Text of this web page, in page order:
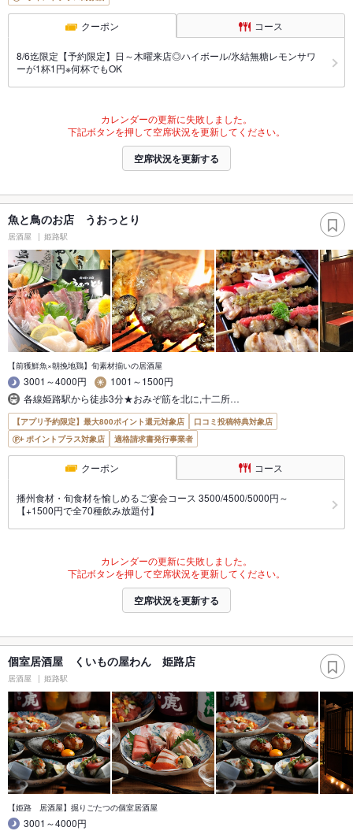
クーポン コース
8/6迄限定【予約限定】日～木曜来店◎ハイボール/氷結無糖レモンサワ
ーが1杯1円※何杯でもOK
カレンダーの更新に失敗しました。
下記ボタンを押して空席状況を更新してください。
空席状況を更新する
魚と鳥のお店 うおっとり
居酒屋 姫路駅
【前獲鮮魚×朝挽地鶏】旬素材揃いの居酒屋
3001～4000円
1001～1500円
各線姫路駅から徒歩3分★おみぞ筋を北に,十二所…
【アプリ予約限定】最大800ポイント還元対象店
口コミ投稿特典対象店
ポイントプラス対象店
適格請求書発行事業者
クーポン コース
播州食材・旬食材を愉しめるご宴会コース 3500/4500/5000円～
【+1500円で全70種飲み放題付】
カレンダーの更新に失敗しました。
下記ボタンを押して空席状況を更新してください。
空席状況を更新する
個室居酒屋 くいもの屋わん 姫路店
居酒屋 姫路駅
【姫路 居酒屋】掘りごたつの個室居酒屋
3001～4000円